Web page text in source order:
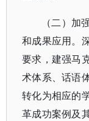
（二）
和成果应用。
要求，建强马
术体系、话语
转化为相应的
革成功案例及